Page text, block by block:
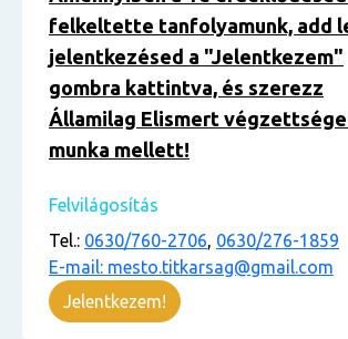
felkeltette tanfolyamunk, add
jelentkezésed a "Jelentkezem"
gombra kattintva, és szerezz
Államilag Elismert
munka mellett!
Felvilágosítás
Tel.: 0630/760-2706, 0630/276-1859
E-mail: mesto.titkarsag@gmail.com
Jelentkezem!